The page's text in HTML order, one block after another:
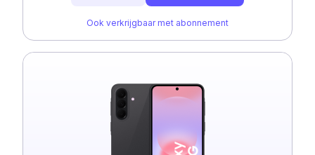
Ook verkrijgbaar met abonnement